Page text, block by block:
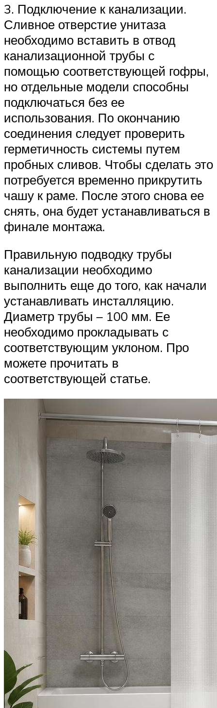
3. Подключение к канализации.
Сливное отверстие унитаза
необходимо вставить в отвод
канализационной трубы с
помощью соответствующей гофры,
но отдельные модели способны
подключаться без ее
использования. По окончанию
соединения следует проверить
герметичность системы путем
пробных сливов. Чтобы сделать это
потребуется временно прикрутить
чашу к раме. После этого снова ее
снять, она будет устанавливаться в
финале монтажа.
Правильную подводку трубы
канализации необходимо
выполнить еще до того, как начали
устанавливать инсталляцию.
Диаметр трубы – 100 мм. Ее
необходимо прокладывать с
соответствующим уклоном. Про
можете прочитать в
соответствующей статье.